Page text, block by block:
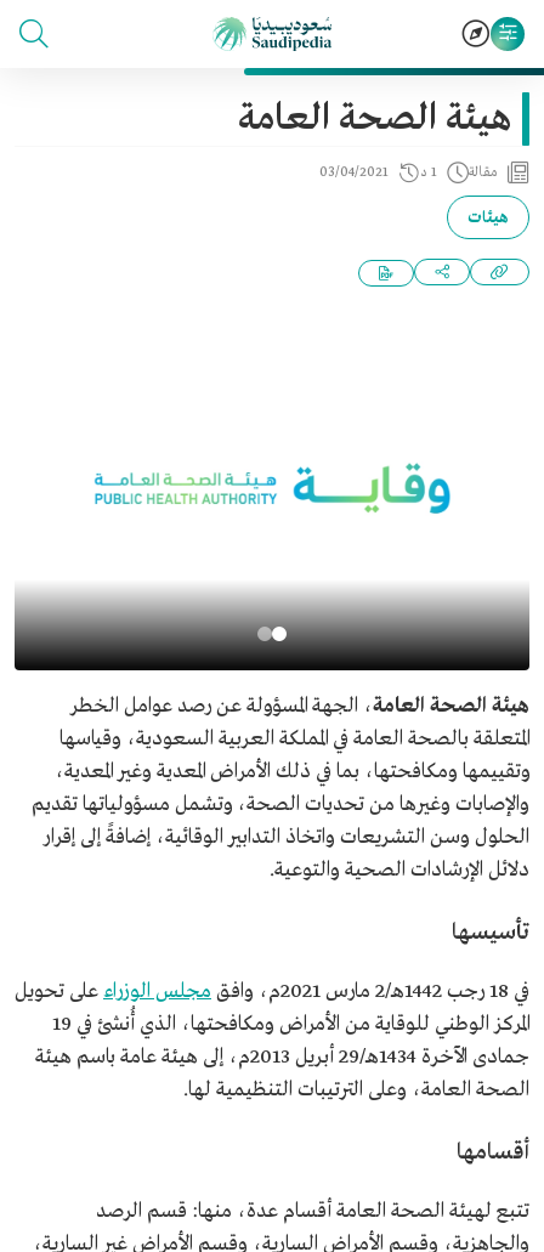
هيئة الصحة العامة
مقالة 1 د 03/04/2021
هيئات
هيئة الصحة العامة، الجهة المسؤولة عن رصد عوامل الخطر
المتعلقة بالصحة العامة في المملكة العربية السعودية، وقياسها
وتقييمها ومكافحتها، بما في ذلك الأمراض المعدية وغير المعدية،
والإصابات وغيرها من تحديات الصحة، وتشمل مسؤولياتها تقديم
الحلول وسن التشريعات واتخاذ التدابير الوقائية، إضافةً إلى إقرار
دلائل الإرشادات الصحية والتوعية.
تأسيسها
في 18 رجب 1442هـ/2 مارس 2021م، وافق مجلس الوزراءعلى تحويل
المركز الوطني للوقاية من الأمراض ومكافحتها، الذي أُنشئ في 19
جمادى الآخرة 1434هـ/29 أبريل 2013م، إلى هيئة عامة باسم هيئة
الصحة العامة، وعلى الترتيبات التنظيمية لها.
أقسامها
تتبع لهيئة الصحة العامة أقسام عدة، منها: قسم الرصد
والجاهزية، وقسم الأمراض السارية، وقسم الأمراض غير السارية،